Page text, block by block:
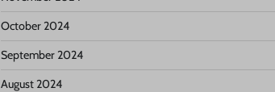
October 2024
September 2024
August 2024